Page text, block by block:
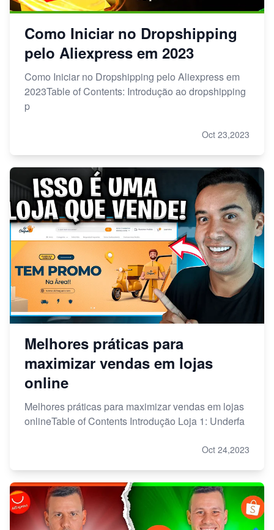
Como Iniciar no Dropshipping
pelo Aliexpress em 2023
Como Iniciar no Dropshipping pelo Aliexpress em
2023Table of Contents: Introdução ao dropshipping
p
Oct 23,2023
Melhores práticas para
maximizar vendas em lojas
online
Melhores práticas para maximizar vendas em lojas
onlineTable of Contents Introdução Loja 1: Underfa
Oct 24,2023